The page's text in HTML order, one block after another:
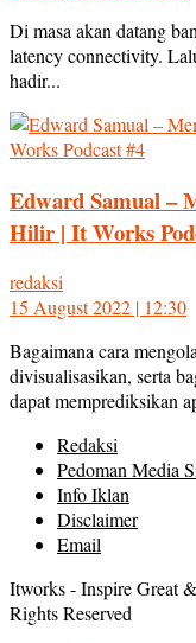
Di masa akan datang
latency connectivity.
hadir...
Edward Samual –
Hilir | It Works
redaksi
15 August 2022 | 12:30
Bagaimana cara
divisualisasikan, serta
dapat memprediksikan
Redaksi
Pedoman Media
Info Iklan
Disclaimer
Email
Itworks - Inspire Great
Rights Reserved